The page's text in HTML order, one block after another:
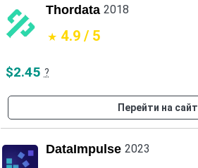
Thordata 2018
4.9 / 5
$2.45 ?
Перейти на сайт
DataImpulse 2023